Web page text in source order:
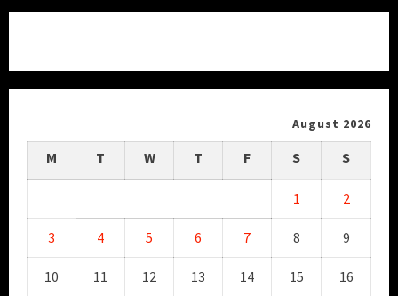
August 2026
M T W T F S S
1 2
3 4 5 6 7 8 9
10 11 12 13 14 15 16